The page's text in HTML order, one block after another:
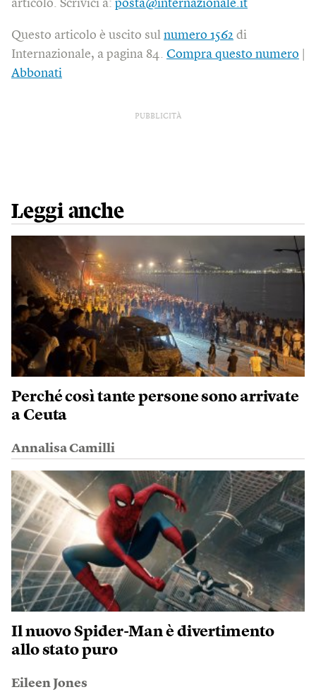
articolo. Scrivici a: posta@internazionale.it
Questo articolo è uscito sul numero 1562 di
Internazionale, a pagina 84. Compra questo numero
Abbonati
PUBBLICITÀ
Leggi anche
Perché così tante persone sono arrivate
a Ceuta
Annalisa Camilli
Il nuovo Spider-Man è divertimento
allo stato puro
Eileen Jones